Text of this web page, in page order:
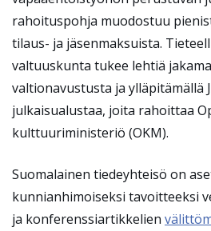
rahoituspohja muodostuu
tilaus- ja jäsenmaksuista.
valtuuskunta tukee lehtiä
valtionavustusta ja ylläpitämällä
julkaisualustaa, joita rahoittaa
kulttuuriministeriö (OKM).
Suomalainen tiedeyhteisö on
kunnianhimoiseksi tavoitteeksi
ja konferenssiartikkelien